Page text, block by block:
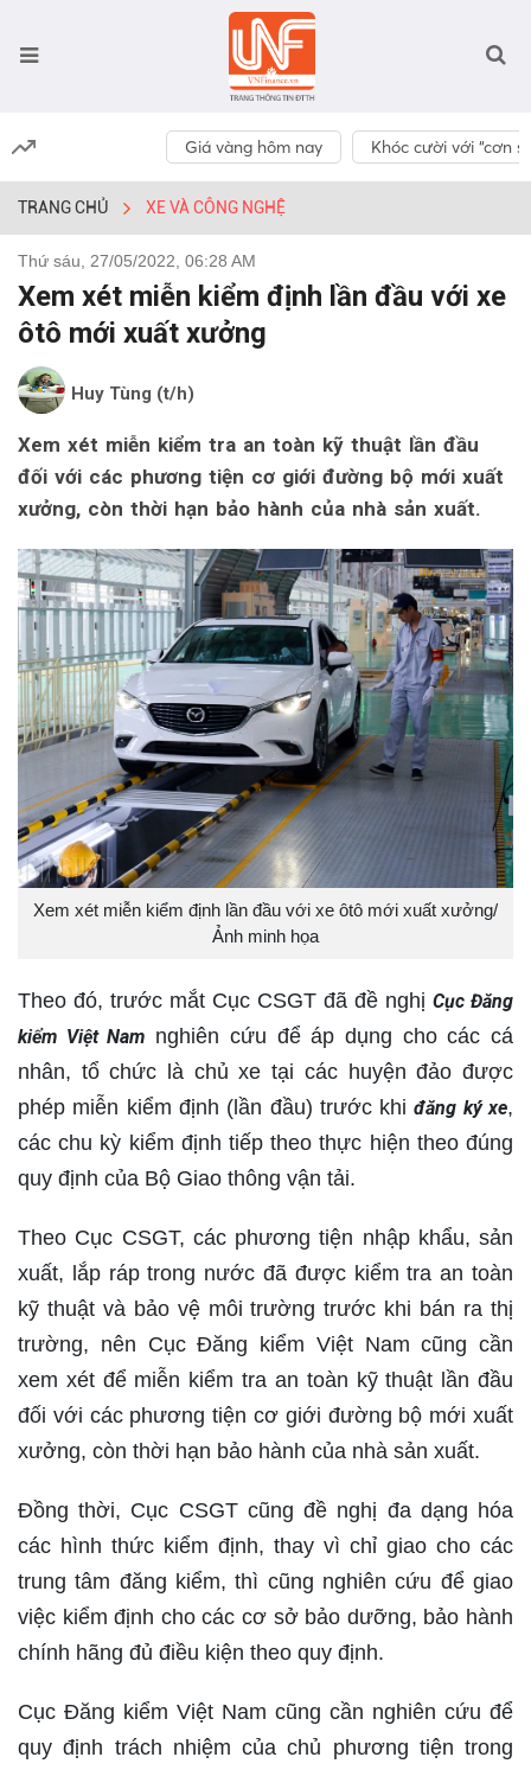
Giá vàng hôm nay Khóc cười với “cơn
TRANG CHỦ XE VÀ CÔNG NGHỆ
Thứ sáu, 27/05/2022, 06:28 AM
Xem xét miễn kiểm định lần đầu với xe
ôtô mới xuất xưởng
Huy Tùng (t/h)
Xem xét miễn kiểm tra an toàn kỹ thuật lần đầu
đối với các phương tiện cơ giới đường bộ mới xuất
xưởng, còn thời hạn bảo hành của nhà sản xuất.
Xem xét miễn kiểm định lần đầu với xe ôtô mới xuất xưởng/
Ảnh minh họa
Theo đó, trước mắt Cục CSGT đã đề nghị Cục Đăng
kiểm Việt Nam nghiên cứu để áp dụng cho các cá
nhân, tổ chức là chủ xe tại các huyện đảo được
phép miễn kiểm định (lần đầu) trước khiđăng ký xe,
các chu kỳ kiểm định tiếp theo thực hiện theo đúng
quy định của Bộ Giao thông vận tải.
Theo Cục CSGT, các phương tiện nhập khẩu, sản
xuất, lắp ráp trong nước đã được kiểm tra an toàn
kỹ thuật và bảo vệ môi trường trước khi bán ra thị
trường, nên Cục Đăng kiểm Việt Nam cũng cần
xem xét để miễn kiểm tra an toàn kỹ thuật lần đầu
đối với các phương tiện cơ giới đường bộ mới xuất
xưởng, còn thời hạn bảo hành của nhà sản xuất.
Đồng thời, Cục CSGT cũng đề nghị đa dạng hóa
các hình thức kiểm định, thay vì chỉ giao cho các
trung tâm đăng kiểm, thì cũng nghiên cứu để giao
việc kiểm định cho các cơ sở bảo dưỡng, bảo hành
chính hãng đủ điều kiện theo quy định.
Cục Đăng kiểm Việt Nam cũng cần nghiên cứu để
quy định trách nhiệm của chủ phương tiện trong